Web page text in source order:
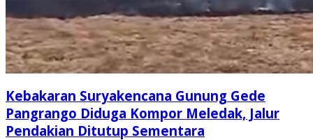
Kebakaran Suryakencana Gunung Gede
Pangrango Diduga Kompor Meledak, Jalur
Pendakian Ditutup Sementara